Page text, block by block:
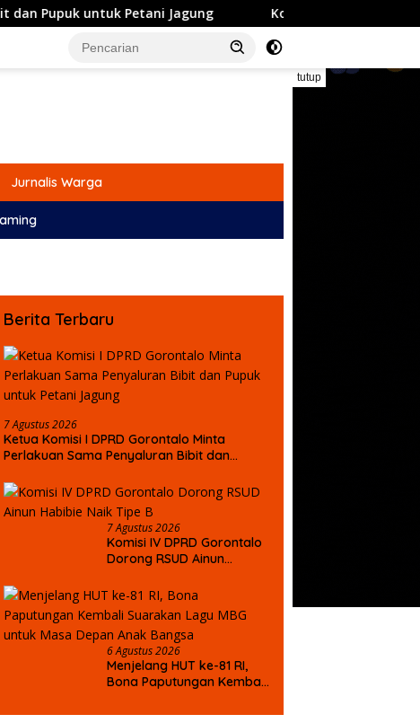
Petani Jagung Komisi IV DPRD Gorontalo Dorong
tutup
Jurnalis Warga
Meledak, Kejati Seret
Kadis Kominfo
Sasaran, DPRD Bongkar
Kekacauan Data DTSEN
Berita Terbaru
7 Agustus 2026
Ketua Komisi I DPRD Gorontalo Minta
Perlakuan Sama Penyaluran Bibit dan
7 Agustus 2026
Komisi IV DPRD Gorontalo
Dorong RSUD Ainun
6 Agustus 2026
Menjelang HUT ke-81 RI,
Bona Paputungan Kembali
Masa Depan Anak Bangsa